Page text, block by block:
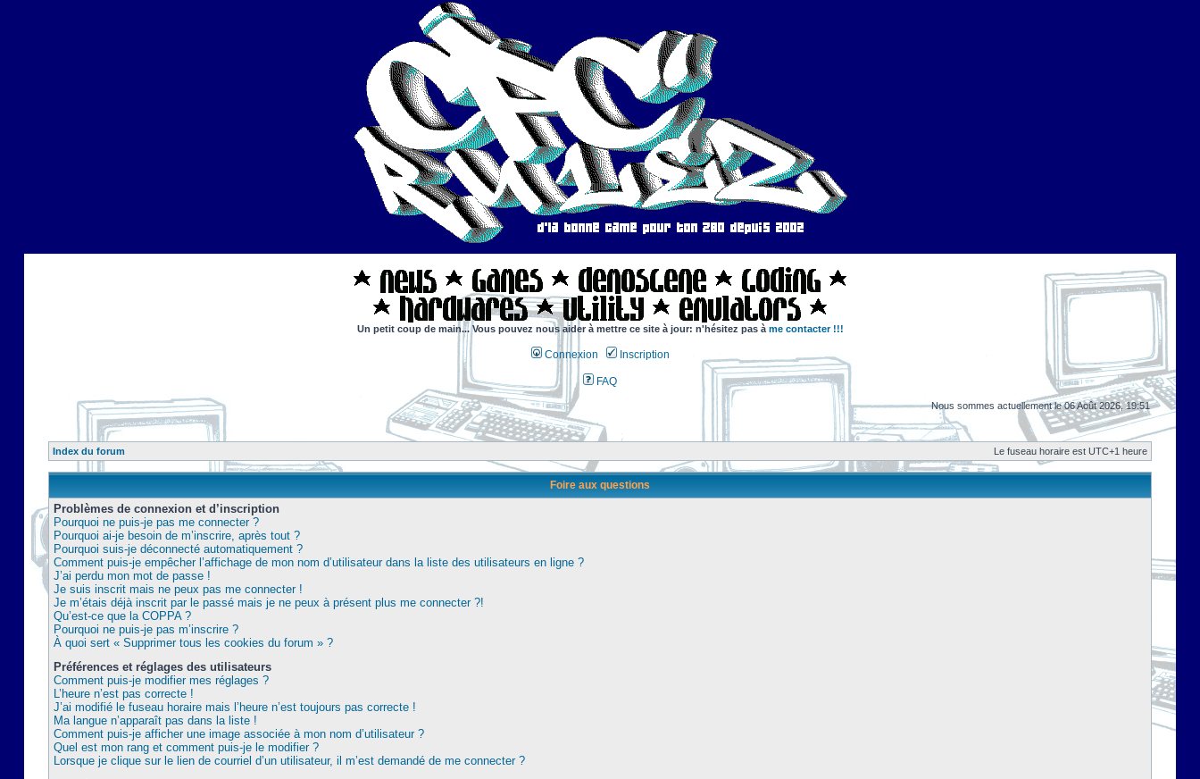
Un petit coup de main... Vous pouvez nous aider à mettre ce site à jour: n'hésitez pas à me contacter !!!
Connexion Inscription
FAQ
Nous sommes actuellement le 06 Août 2026, 19:51
Index du forum Le fuseau horaire est UTC+1 heure
Foire aux questions
Problèmes de connexion et d’inscription
Pourquoi ne puis-je pas me connecter ?
Pourquoi ai-je besoin de m’inscrire, après tout ?
Pourquoi suis-je déconnecté automatiquement ?
Comment puis-je empêcher l’affichage de mon nom d’utilisateur dans la liste des utilisateurs en ligne ?
J’ai perdu mon mot de passe !
Je suis inscrit mais ne peux pas me connecter !
Je m’étais déjà inscrit par le passé mais je ne peux à présent plus me connecter ?!
Qu’est-ce que la COPPA ?
Pourquoi ne puis-je pas m’inscrire ?
À quoi sert « Supprimer tous les cookies du forum » ?
Préférences et réglages des utilisateurs
Comment puis-je modifier mes réglages ?
L’heure n’est pas correcte !
J’ai modifié le fuseau horaire mais l’heure n’est toujours pas correcte !
Ma langue n’apparaît pas dans la liste !
Comment puis-je afficher une image associée à mon nom d’utilisateur ?
Quel est mon rang et comment puis-je le modifier ?
Lorsque je clique sur le lien de courriel d’un utilisateur, il m’est demandé de me connecter ?